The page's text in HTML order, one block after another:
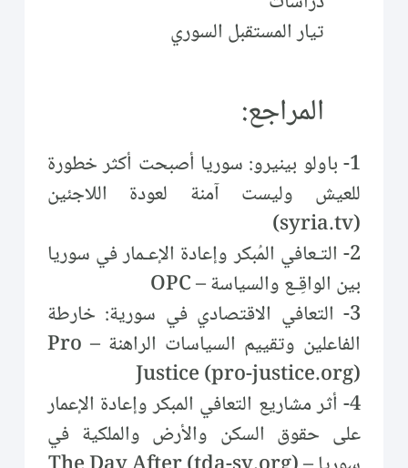
تيار المستقبل السوري
المراجع:
1- باولو بينيرو: سوريا أصبحت أكثر خطورة
للعيش وليست آمنة لعودة اللاجئين
(syria.tv)
2- التـعافي المُبكر وإعادة الإعـمار في سوريا
بين الواقِـع والسياسة – OPC
3- التعافي الاقتصادي في سورية: خارطة
الفاعلين وتقييم السياسات الراهنة – Pro
Justice (pro-justice.org)
4- أثر مشاريع التعافي المبكر وإعادة الإعمار
على حقوق السكن والأرض والملكية في